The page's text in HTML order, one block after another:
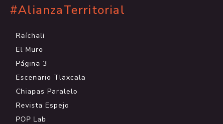
#AlianzaTerritorial
Raíchali
El Muro
Página 3
Escenario Tlaxcala
Chiapas Paralelo
Revista Espejo
POP Lab